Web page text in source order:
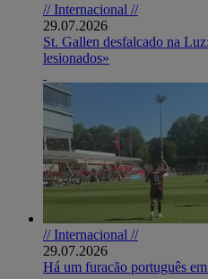
// Internacional //
29.07.2026
St. Gallen desfalcado na
lesionados»
// Internacional //
29.07.2026
Há um furacão português